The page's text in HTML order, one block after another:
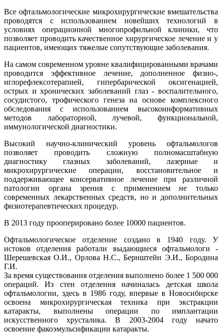
Все офтальмологические микрохирургические вмешательства
проводятся с использованием новейших технологий в
условиях операционной многопрофильной клиники, что
позволяет проводить качественное хирургическое лечение и у
пациентов, имеющих тяжелые сопутствующие заболевания.
На самом современном уровне квалифицированными врачами
проводится эффективное лечение, дополненное физио-,
иглорефлексотерапией, гипербарической оксигенацией,
острых и хронических заболеваний глаз - воспалительного,
сосудистого, трофического генеза на основе комплексного
обследования с использованием высокоинформативных
методов лабораторной, лучевой, функциональной,
иммунологической диагностики.
Высокий научно-клинический уровень офтальмологов
позволяет проводить сложную полномасштабную
диагностику глазных заболеваний, лазерные и
микрохирургические операции, восстановительное и
поддерживающее консервативное лечение при различной
патологии органа зрения с применением не только
современных лекарственных средств, но и дополнительных
физиотерапевтических процедур.
В 2013 году прооперировано более 10000 пациентов.
Офтальмологическое отделение создано в 1940 году. У
истоков отделения работали выдающиеся офтальмологи -
Шерешевская О.И., Орлова Н.С., Бернштейн Э.И., Бородина
Г.И.
За время существования отделения выполнено более 1 500 000
операций. Из стен отделения начиналась детская школа
офтальмологии, здесь в 1986 году, впервые в Новосибирске
освоена микрохирургическая техника при экстракции
катаракты, выполнены операции по имплантации
искусственного хрусталика. В 2003-2004 году начато
освоение факоэмульсификации катаракты.